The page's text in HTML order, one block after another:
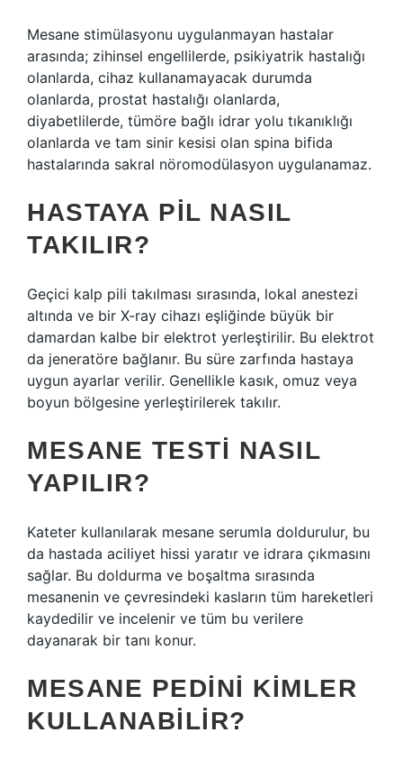
Mesane stimülasyonu uygulanmayan hastalar
arasında; zihinsel engellilerde, psikiyatrik hastalığı
olanlarda, cihaz kullanamayacak durumda
olanlarda, prostat hastalığı olanlarda,
diyabetlilerde, tümöre bağlı idrar yolu tıkanıklığı
olanlarda ve tam sinir kesisi olan spina bifida
hastalarında sakral nöromodülasyon uygulanamaz.
HASTAYA PIL NASIL
TAKILIR?
Geçici kalp pili takılması sırasında, lokal anestezi
altında ve bir X-ray cihazı eşliğinde büyük bir
damardan kalbe bir elektrot yerleştirilir. Bu elektrot
da jeneratöre bağlanır. Bu süre zarfında hastaya
uygun ayarlar verilir. Genellikle kasık, omuz veya
boyun bölgesine yerleştirilerek takılır.
MESANE TESTI NASIL
YAPILIR?
Kateter kullanılarak mesane serumla doldurulur, bu
da hastada aciliyet hissi yaratır ve idrara çıkmasını
sağlar. Bu doldurma ve boşaltma sırasında
mesanenin ve çevresindeki kasların tüm hareketleri
kaydedilir ve incelenir ve tüm bu verilere
dayanarak bir tanı konur.
MESANE PEDINI KIMLER
KULLANABILIR?